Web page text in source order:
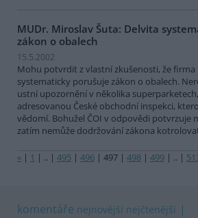
MUDr. Miroslav Šuta: Delvita
zákon o obalech
15.5.2002
Mohu potvrdit z vlastní zkušenosti, že firma
systematicky porušuje zákon o obalech.
ustní upozornění v několika
adresovanou České obchodní inspekci,
vědomí. Bohužel ČOI v odpovědi potvrzuje
zatím nemůže dodržování zákona
« | 1 | .. | 495 | 496 | 497 | 498 | 499 | .. |
komentáře nejnovější nejčtenější